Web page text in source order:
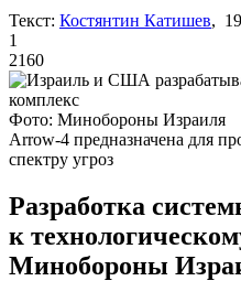
Текст: Костянтин Катишев,
1
2160
Фото: Минобороны Израиля
Arrow-4 предназначена для
спектру угроз
Разработка
к
Минобороны